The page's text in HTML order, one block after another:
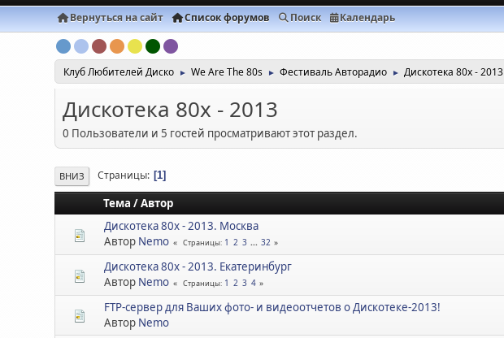
Вернуться на сайт Список форумов Поиск Календарь
Клуб Любителей Диско ► We Are The 80s ► Фестиваль Авторадио ► Дискотека 80х - 2013
Дискотека 80х - 2013
0 Пользователи и 5 гостей просматривают этот раздел.
ВНИЗ Страницы 1
Тема /Автор
Дискотека 80х - 2013. Москва
Автор Nemo Страницы 1 2 3 ... 32
Дискотека 80х - 2013. Екатеринбург
Автор Nemo Страницы 1 2 3 4
FTP-сервер для Ваших фото- и видеоотчетов о Дискотеке-2013!
Автор Nemo